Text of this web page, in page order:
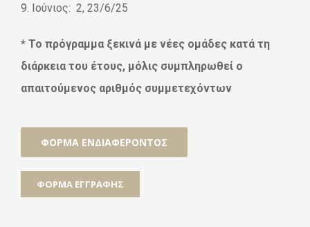
9. Ιούνιος: 2, 23/6/25
* Το πρόγραμμα ξεκινά με νέες ομάδες κατά τη
διάρκεια του έτους, μόλις συμπληρωθεί ο
απαιτούμενος αριθμός συμμετεχόντων
ΦΌΡΜΑ ΕΝΔΙΑΦΈΡΟΝΤΟΣ
ΦΌΡΜΑ ΕΓΓΡΑΦΉΣ